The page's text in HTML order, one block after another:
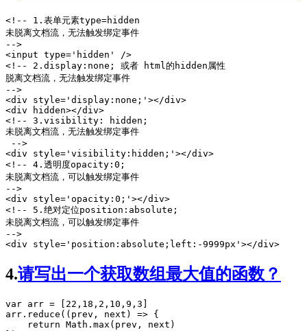
<!-- 1.表单元素type=hidden
未脱离文档流，无法触发绑定事件
-->
<input type= ' hidden '
<!-- 2.display:none; 或者 html的hidden属性
脱离文档流，无法触发绑定事件
-->
<div style= ' display : none ; ' ></div>
<div hidden></div
<!-- 3.visibility: hidden;
未脱离文档流，无法触发绑定事件
-->
<div style= ' visibility : hidden ; ' ></div
<!-- 4.透明度opacity:0;
未脱离文档流，可以触发绑定事件
-->
<div style= ' opacity : 0 ; ' ></div
<!-- 5.绝对定位position:absolute;
未脱离文档流，可以触发绑定事件
-->
<div style= ' position : absolute ; left : -9999px ' ></div>
4.请写出一个获取数组最大值的函数？
var arr = 22 , 18 , 2 , 10 , 9 , 3
arr . reduce (( prev , next ) => {
return Math . max (prev, next)